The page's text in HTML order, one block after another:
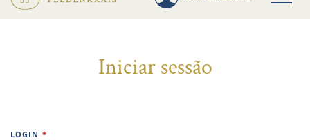
Iniciar sessão
LOGIN *